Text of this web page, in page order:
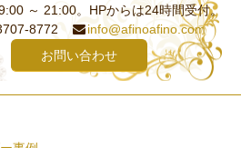
～ 21:00。HPからは24時間受付。
8772
info@afinoafino.com
お問い合わせ